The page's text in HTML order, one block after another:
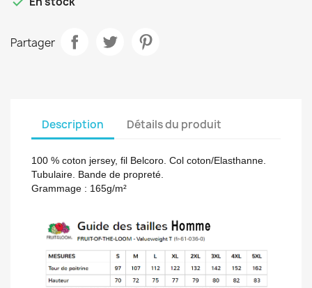
Partager
Description Détails du produit
100 % coton jersey, fil Belcoro. Col coton/Elasthanne.
Tubulaire. Bande de propreté.
Grammage : 165g/m²